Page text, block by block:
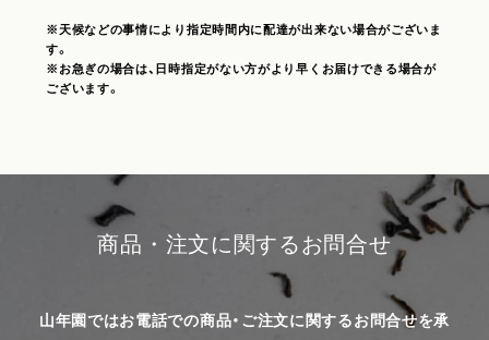
※天候などの事情により指定時間内に配達が出来ない場合がございま
す。
※お急ぎの場合は、日時指定がない方がより早くお届けできる場合が
ございます。
商品・注文に関するお問合せ
山年園ではお電話での商品・ご注文に関するお問合せを承